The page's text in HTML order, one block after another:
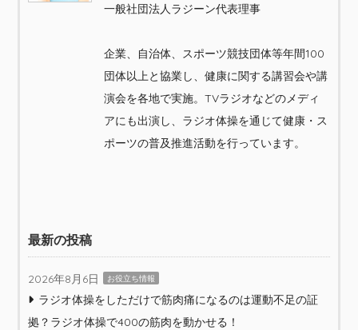
一般社団法人ラジーン代表理事
企業、自治体、スポーツ競技団体等年間100
団体以上と協業し、健康に関する講習会や講
演会を各地で実施。TVラジオなどのメディ
アにも出演し、ラジオ体操を通じて健康・ス
ポーツの普及推進活動を行っています。
最新の投稿
2026年8月6日 お役立ち情報
ラジオ体操をしただけで筋肉痛になるのは運動不足の証
拠？ラジオ体操で400の筋肉を動かせる！